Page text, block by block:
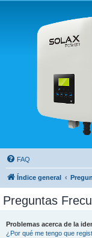
Solax FAQ
Lugar para intercambiar
FAQ
Índice general
Preguntas
Problemas acerca de la
¿Por qué me tengo que